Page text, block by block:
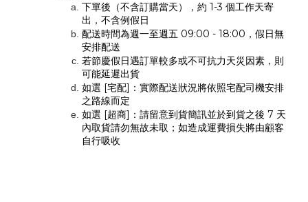
下單後（不含訂購當天），約 1-3 個工作天寄
出，不含例假日
配送時間為週一至週五 09:00 - 18:00，假日無
安排配送
若節慶假日遇訂單較多或不可抗力天災因素，則
可能延遲出貨
如選 [宅配]：實際配送狀況將依照宅配司機安排
之路線而定
如選 [超商]：請留意到貨簡訊並於到貨之後 7 天
內取貨請勿無故未取；如造成運費損失將由顧客
自行吸收